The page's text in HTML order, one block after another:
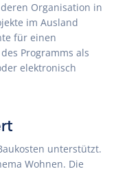
Organisation in
im Ausland
für einen
Programms als
elektronisch
unterstützt.
Wohnen. Die